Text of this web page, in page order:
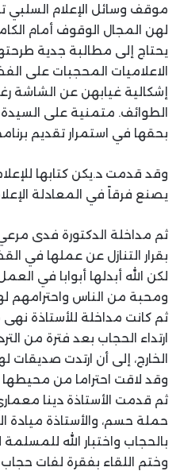
موقف وسائل الإعلام السلبي
لهن المجال الوقوف أمام
يحتاج إلى مطالبة جدية
الاعلاميات المحجبات على
إشكالية غيابهن عن الشاشة
الطوائف. متمنية على السيدة
بحقها في استمرار تقديم
وقد قدمت د.يكن كتابها
يصنع فرقاً في المعادلة
ثم مداخلة الدكتورة فدى
بقرار التنازل عن عملها في
لكن الله أبدلها أبوابا في
ومحبة من الناس واحترامهم
ثم كانت مداخلة للأستاذة
ارتداء الحجاب بعد فترة من
الخارج، إلى أن ارتدت صديقات
وقد لاقت احتراما من محيطها
ثم قدمت الأستاذة دينا
حملة حسم، والأستاذة
بالحجاب واختبار الله
وختم اللقاء بفقرة لفات